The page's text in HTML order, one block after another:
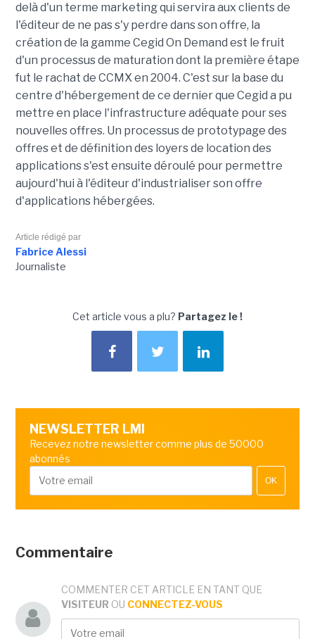
delà d'un terme marketing qui servira aux clients de
l'éditeur de ne pas s'y perdre dans son offre, la
création de la gamme Cegid On Demand est le fruit
d'un processus de maturation dont la première étape
fut le rachat de CCMX en 2004. C'est sur la base du
centre d'hébergement de ce dernier que Cegid a pu
mettre en place l'infrastructure adéquate pour ses
nouvelles offres. Un processus de prototypage des
offres et de définition des loyers de location des
applications s'est ensuite déroulé pour permettre
aujourd'hui à l'éditeur d'industrialiser son offre
d'applications hébergées.
Article rédigé par
Fabrice Alessi
Journaliste
Cet article vous a plu? Partagez le !
NEWSLETTER LMI
Recevez notre newsletter comme plus de 50000
abonnés
OK
Commentaire
COMMENTER CET ARTICLE EN TANT QUE
VISITEUR OU CONNECTEZ-VOUS